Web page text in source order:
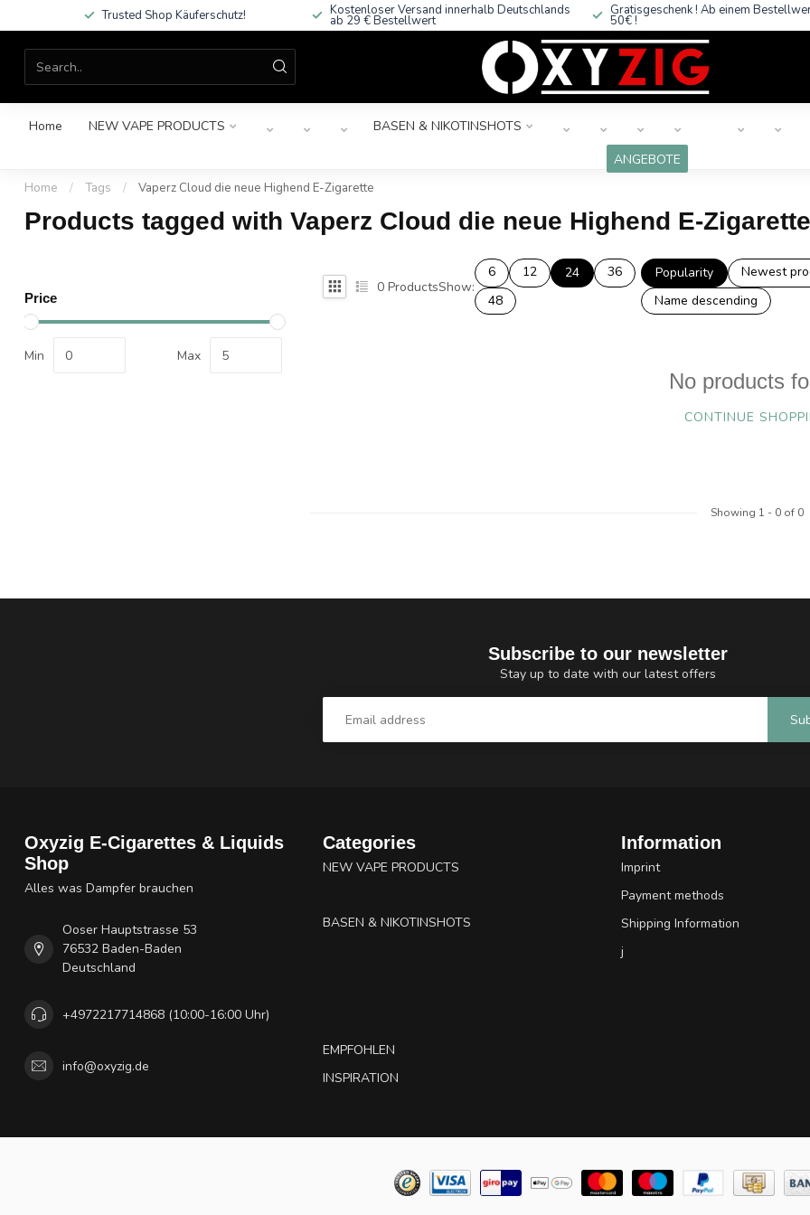
Trusted Shop Käuferschutz! Kostenloser Versand innerhalb Deutschlands
ab 29 € Bestellwert
Gratisgeschenk ! Ab einem
50€ !
Home NEW VAPE PRODUCTS BASEN & NIKOTINSHOTS
ANGEBOTE
Home / Tags / Vaperz Cloud die neue Highend E-Zigarette
Products tagged with Vaperz Cloud die neue Highend E-Zigarette
Price
Min Max
0 ProductsShow:
6 12 24
36
48
Popularity Newest
Name descending
No products
CONTINUE
Showing 1 - 0of 0
Subscribe to our newsletter
Stay up to date with our latest offers
Oxyzig E-Cigarettes & Liquids
Shop
Alles was Dampfer brauchen
Ooser Hauptstrasse 53
76532 Baden-Baden
Deutschland
+4972217714868 (10:00-16:00 Uhr)
info@oxyzig.de
Categories
NEW VAPE PRODUCTS
BASEN & NIKOTINSHOTS
EMPFOHLEN
INSPIRATION
Information
Imprint
Payment methods
Shipping Information
j